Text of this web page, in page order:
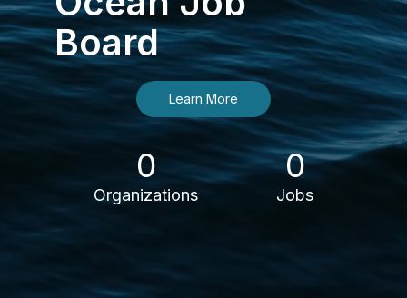
Board
Learn More
0
Organizations
0
Jobs